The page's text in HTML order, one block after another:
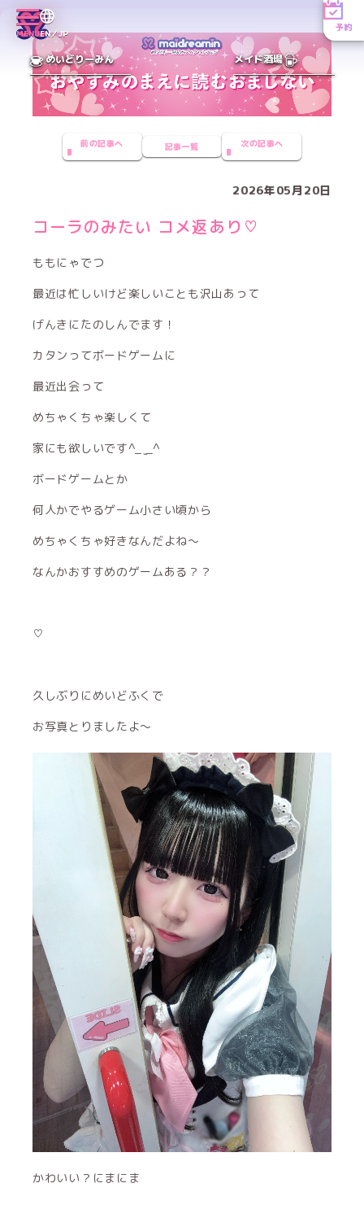
MENUEN／JP
予約
めいどりーみん メイド酒場
前の記事へ 記事一覧 次の記事へ
2026年05月20日
コーラのみたい コメ返あり♡
ももにゃでつ
最近は忙しいけど楽しいことも沢山あって
げんきにたのしんでます！
カタンってボードゲームに
最近出会って
めちゃくちゃ楽しくて
家にも欲しいです^_ ̫_^
ボードゲームとか
何人かでやるゲーム小さい頃から
めちゃくちゃ好きなんだよね〜
なんかおすすめのゲームある？？
♡
久しぶりにめいどふくで
お写真とりましたよ〜
かわいい？にまにま